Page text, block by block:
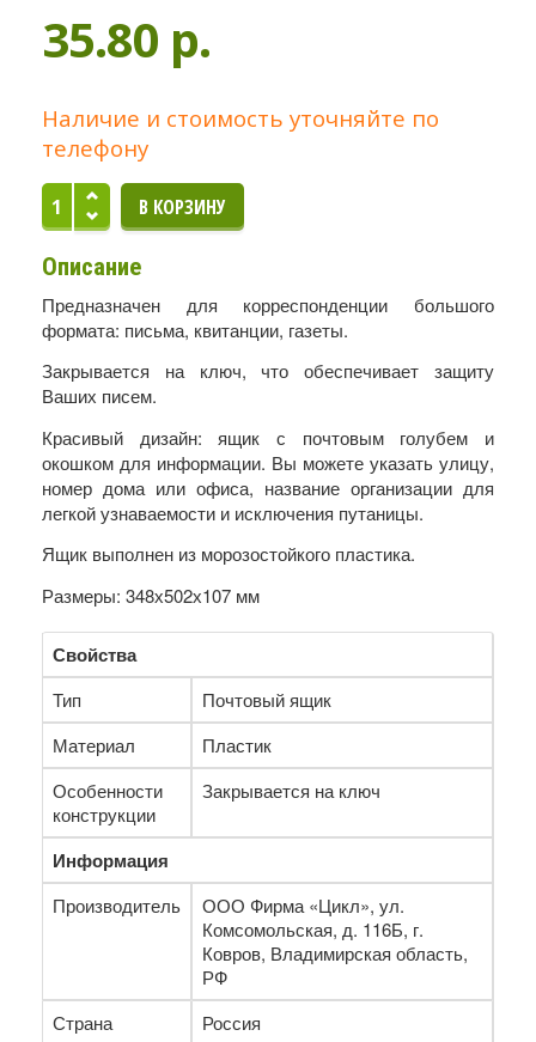
35.80 p.
Наличие и стоимость уточняйте по
телефону
Описание
Предназначен для корреспонденции большого
формата: письма, квитанции, газеты.
Закрывается на ключ, что обеспечивает защиту
Ваших писем.
Красивый дизайн: ящик с почтовым голубем и
окошком для информации. Вы можете указать улицу,
номер дома или офиса, название организации для
легкой узнаваемости и исключения путаницы.
Ящик выполнен из морозостойкого пластика.
Размеры: 348х502х107 мм
Свойства
Тип
Почтовый ящик
Материал
Пластик
Особенности
конструкции
Закрывается на ключ
Информация
Производитель
ООО Фирма «Цикл», ул.
Комсомольская, д. 116Б, г.
Ковров, Владимирская область,
РФ
Страна
Россия